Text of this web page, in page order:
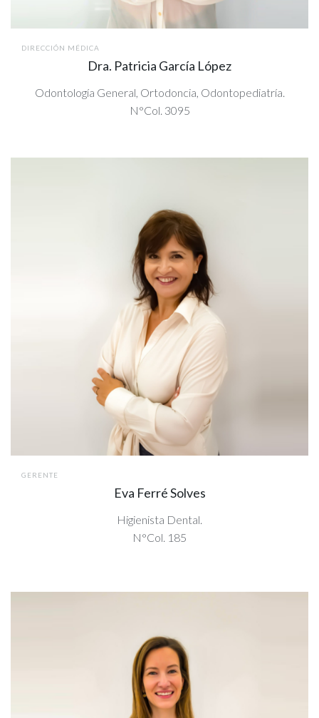
Dra. Patricia García López
DIRECCIÓN MÉDICA
Odontología General, Ortodoncia, Odontopediatría.
N°Col. 3095
Eva Ferré Solves
GERENTE
Higienista Dental.
N°Col. 185